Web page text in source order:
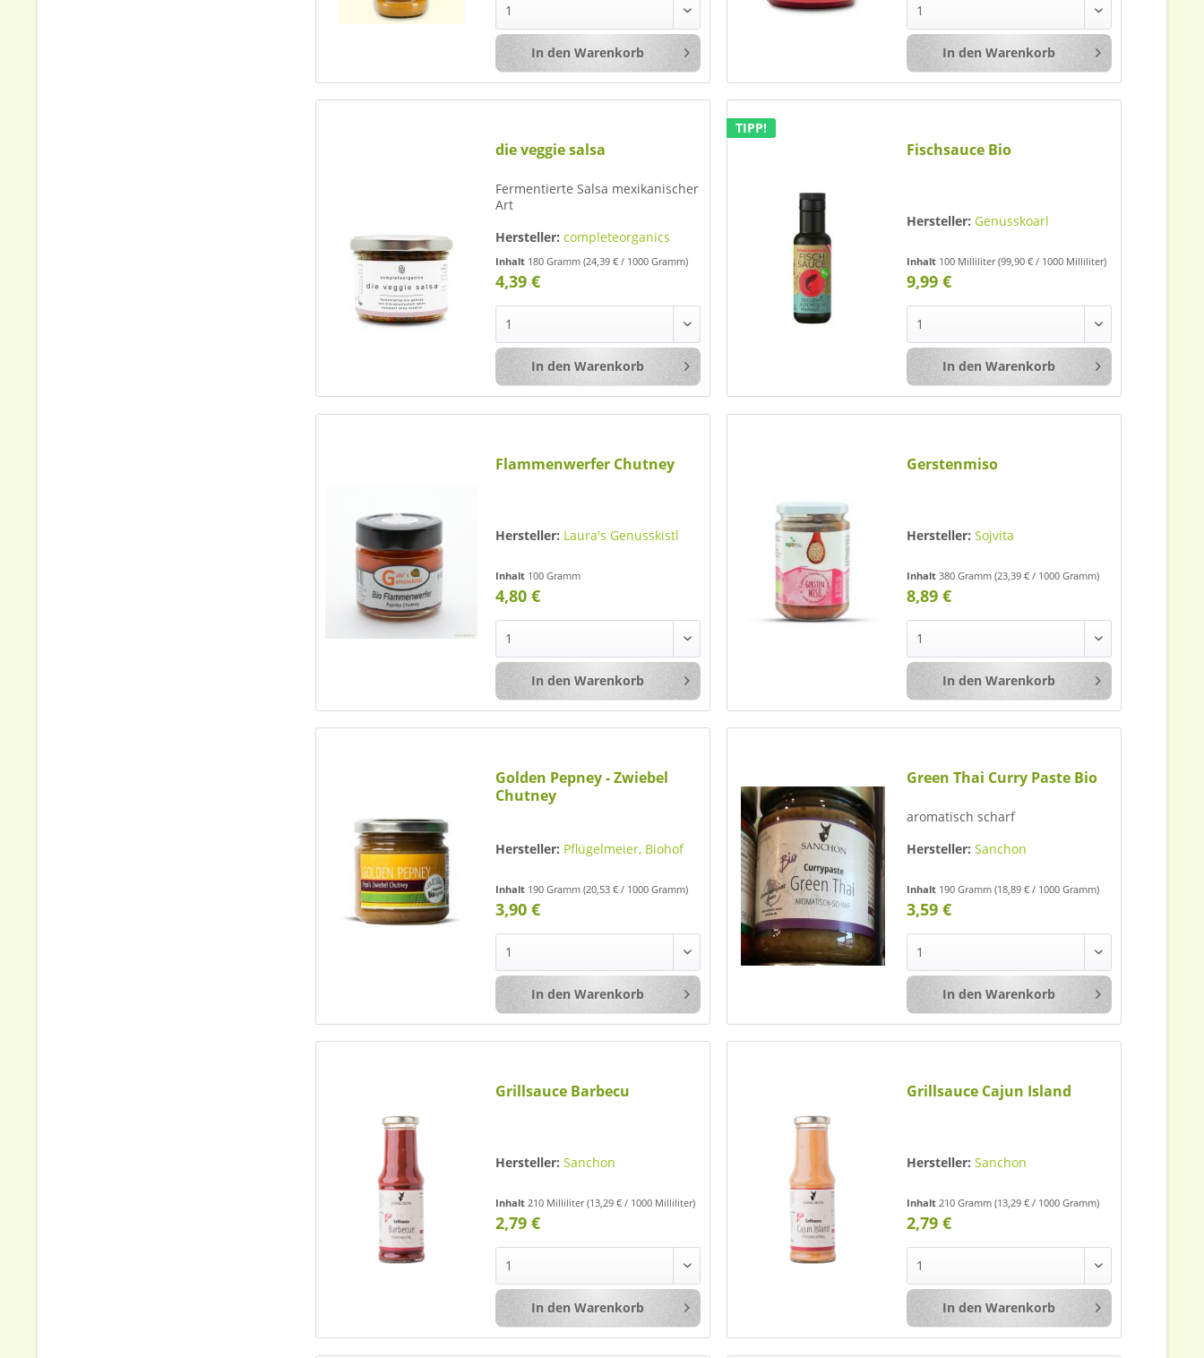
In den Warenkorb In den Warenkorb
die veggie salsa
Fermentierte Salsa mexikanischer
Art
Hersteller: completeorganics
Inhalt 180 Gramm(24,39 € / 1000 Gramm)
4,39 €
In den Warenkorb
TIPP!
Fischsauce Bio
Hersteller: Genusskoarl
Inhalt 100 Milliliter(99,90 € / 1000 Milliliter)
9,99 €
In den Warenkorb
Flammenwerfer Chutney
Hersteller: Laura's Genusskistl
Inhalt 100 Gramm
4,80 €
In den Warenkorb
Gerstenmiso
Hersteller: Sojvita
Inhalt 380 Gramm(23,39 € / 1000 Gramm)
8,89 €
In den Warenkorb
Golden Pepney - Zwiebel
Chutney
Hersteller: Pflügelmeier, Biohof
Inhalt 190 Gramm(20,53 € / 1000 Gramm)
3,90 €
In den Warenkorb
Green Thai Curry Paste Bio
aromatisch scharf
Hersteller: Sanchon
Inhalt 190 Gramm(18,89 € / 1000 Gramm)
3,59 €
In den Warenkorb
Grillsauce Barbecu
Hersteller: Sanchon
Inhalt210 Milliliter(13,29 € / 1000 Milliliter)
2,79 €
In den Warenkorb
Grillsauce Cajun Island
Hersteller: Sanchon
Inhalt210 Gramm(13,29 € / 1000 Gramm)
2,79 €
In den Warenkorb